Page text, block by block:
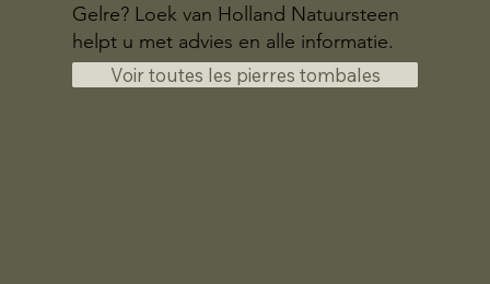
Gelre? Loek van Holland Natuursteen
helpt u met advies en alle informatie.
Voir toutes les pierres tombales